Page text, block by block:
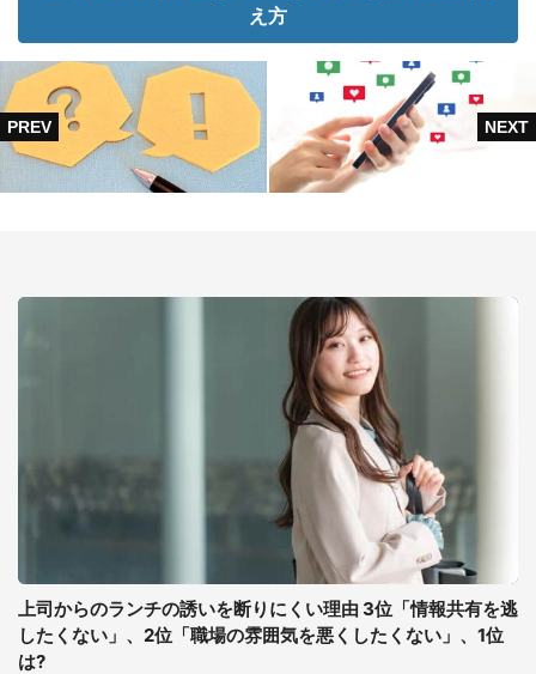
え方
上司からのランチの誘いを断りにくい理由 3位「情報共有を逃
したくない」、2位「職場の雰囲気を悪くしたくない」、1位
は?